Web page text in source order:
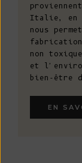
Italie, en
nous
non
et
bien-être
EN